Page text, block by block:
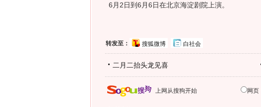
6月2日到6月6日在北京海淀剧院上演。
转发至： 搜狐微博 白社会
二月二抬头龙见喜
上网从搜狗开始 网页